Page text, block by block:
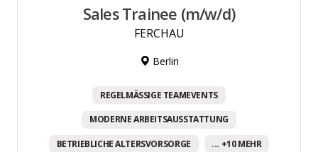
Sales Trainee (m/w/d)
FERCHAU
Berlin
REGELMÄSSIGE TEAMEVENTS
MODERNE ARBEITSAUSSTATTUNG
BETRIEBLICHE ALTERSVORSORGE ... +10 MEHR